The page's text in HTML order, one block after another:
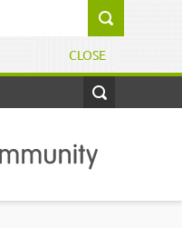
CLOSE